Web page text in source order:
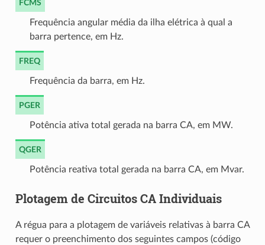
FCMS
Frequência angular média da ilha elétrica à qual a
barra pertence, em Hz.
FREQ
Frequência da barra, em Hz.
PGER
Potência ativa total gerada na barra CA, em MW.
QGER
Potência reativa total gerada na barra CA, em Mvar.
Plotagem de Circuitos CA Individuais
A régua para a plotagem de variáveis relativas à barra CA
requer o preenchimento dos seguintes campos (código